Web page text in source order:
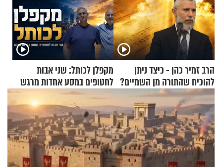
הרב זמיר כהן - כיצד ניתן
להוכיח שהתורה מן השמיים?
מקפלן לכותל: שני אבות
לחטופים במסע אחדות מרגש